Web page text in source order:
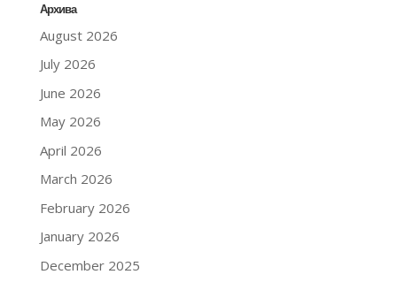
Архива
August 2026
July 2026
June 2026
May 2026
April 2026
March 2026
February 2026
January 2026
December 2025